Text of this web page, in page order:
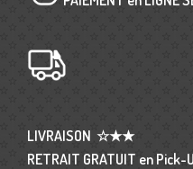
LIVRAISON ☆★★
RETRAIT GRATUIT en Pick-